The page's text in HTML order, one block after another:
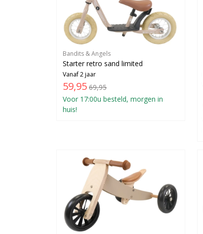
Bandits & Angels
Starter retro sand limited
Vanaf 2 jaar
59,95 69,95
Voor 17:00u besteld, morgen in
huis!